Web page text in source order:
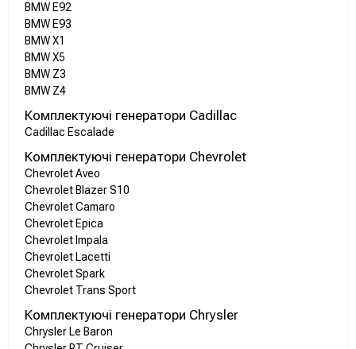
BMW E92
BMW E93
BMW X1
BMW X5
BMW Z3
BMW Z4
Комплектуючі генератори Cadillac
Cadillac Escalade
Комплектуючі генератори Chevrolet
Chevrolet Aveo
Chevrolet Blazer S10
Chevrolet Camaro
Chevrolet Epica
Chevrolet Impala
Chevrolet Lacetti
Chevrolet Spark
Chevrolet Trans Sport
Комплектуючі генератори Chrysler
Chrysler Le Baron